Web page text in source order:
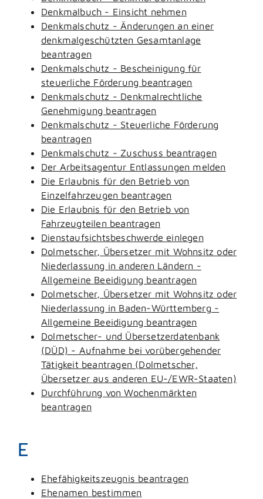
Denkmalbuch - Einsicht nehmen
Denkmalschutz - Änderungen an einer
denkmalgeschützten Gesamtanlage
beantragen
Denkmalschutz - Bescheinigung für
steuerliche Förderung beantragen
Denkmalschutz - Denkmalrechtliche
Genehmigung beantragen
Denkmalschutz - Steuerliche Förderung
beantragen
Denkmalschutz - Zuschuss beantragen
Der Arbeitsagentur Entlassungen melden
Die Erlaubnis für den Betrieb von
Einzelfahrzeugen beantragen
Die Erlaubnis für den Betrieb von
Fahrzeugteilen beantragen
Dienstaufsichtsbeschwerde einlegen
Dolmetscher, Übersetzer mit Wohnsitz oder
Niederlassung in anderen Ländern -
Allgemeine Beeidigung beantragen
Dolmetscher, Übersetzer mit Wohnsitz oder
Niederlassung in Baden-Württemberg -
Allgemeine Beeidigung beantragen
Dolmetscher- und Übersetzerdatenbank
(DÜD) - Aufnahme bei vorübergehender
Tätigkeit beantragen (Dolmetscher,
Übersetzer aus anderen EU-/EWR-Staaten)
Durchführung von Wochenmärkten
beantragen
E
Ehefähigkeitszeugnis beantragen
Ehenamen bestimmen